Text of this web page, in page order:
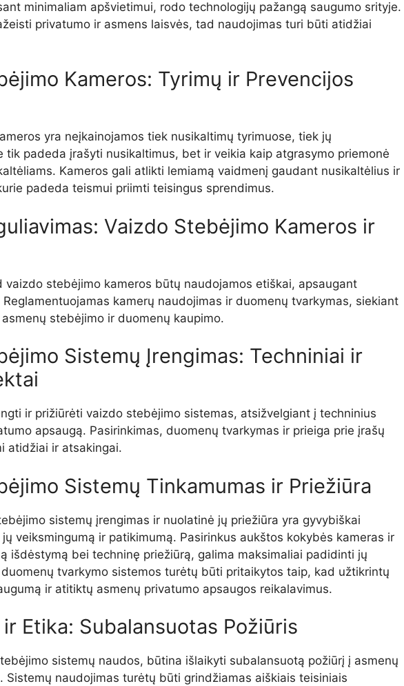
minimaliam apšvietimui, rodo technologijų pažangą saugumo srityje.
privatumo ir asmens laisvės, tad naudojimas turi būti atidžiai
Kameros: Tyrimų ir Prevencijos
yra neįkainojamos tiek nusikaltimų tyrimuose, tiek jų
tik padeda įrašyti nusikaltimus, bet ir veikia kaip atgrasymo priemonė
Kameros gali atlikti lemiamą vaidmenį gaudant nusikaltėlius ir
padeda teismui priimti teisingus sprendimus.
Vaizdo Stebėjimo Kameros ir
vaizdo stebėjimo kameros būtų naudojamos etiškai, apsaugant
kamerų naudojimas ir duomenų tvarkymas, siekiant
stebėjimo ir duomenų kaupimo.
Sistemų Įrengimas: Techniniai ir
ir prižiūrėti vaizdo stebėjimo sistemas, atsižvelgiant į techninius
apsaugą. Pasirinkimas, duomenų tvarkymas ir prieiga prie įrašų
atidžiai ir atsakingai.
Sistemų Tinkamumas ir Priežiūra
sistemų įrengimas ir nuolatinė jų priežiūra yra gyvybiškai
veiksmingumą ir patikimumą. Pasirinkus aukštos kokybės kameras ir
išdėstymą bei techninę priežiūrą, galima maksimaliai padidinti jų
tvarkymo sistemos turėtų būti pritaikytos taip, kad užtikrintų
ir atitiktų asmenų privatumo apsaugos reikalavimus.
Etika: Subalansuotas Požiūris
sistemų naudos, būtina išlaikyti subalansuotą požiūrį į asmenų
Sistemų naudojimas turėtų būti grindžiamas aiškiais teisiniais